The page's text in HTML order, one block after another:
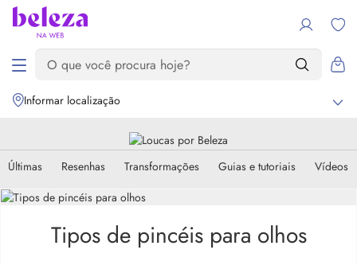
Informar localização
Últimas Resenhas Transformações Guias e tutoriais Vídeos
Tipos de pincéis para olhos